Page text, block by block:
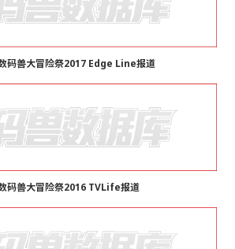
码兽大冒险祭2017 Edge Line报道
码兽大冒险祭2016 TVLife报道